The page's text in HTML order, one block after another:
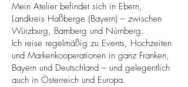
Mein Atelier befindet sich in Ebern,
Landkreis Haßberge (Bayern) – zwischen
Würzburg, Bamberg und Nürnberg.
Ich reise regelmäßig zu Events, Hochzeiten
und Markenkooperationen in ganz Franken,
Bayern und Deutschland – und gelegentlich
auch in Österreich und Europa.